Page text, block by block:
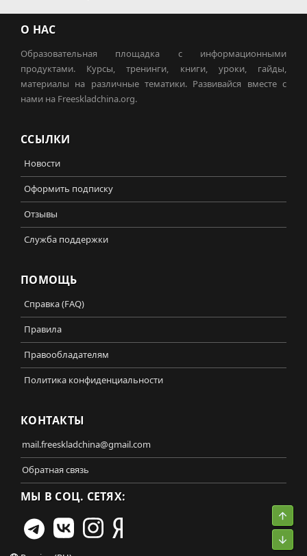
О НАС
Образовательная площадка с информационными
продуктами. Курсы, тренинги, книги, уроки, гайды,
материалы на различные тематики. Развивайся вместе с
нами на Freeskladchina.org.
ССЫЛКИ
Новости
Оформить подписку
Отзывы
Служба поддержки
ПОМОЩЬ
Справка (FAQ)
Правила
Правообладателям
Политика конфиденциальности
КОНТАКТЫ
mail.freeskladchina@gmail.com
Обратная связь
МЫ В СОЦ. СЕТЯХ: